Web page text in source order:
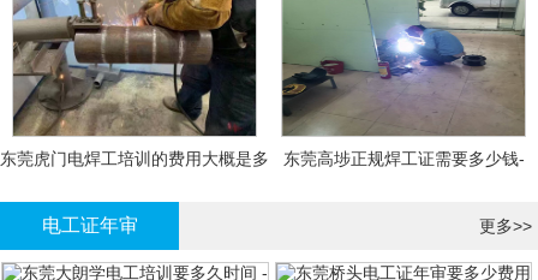
东莞虎门电焊工培训的费用大概是多
东莞高埗正规焊工证需要多少钱-
电工证年审 更多>>